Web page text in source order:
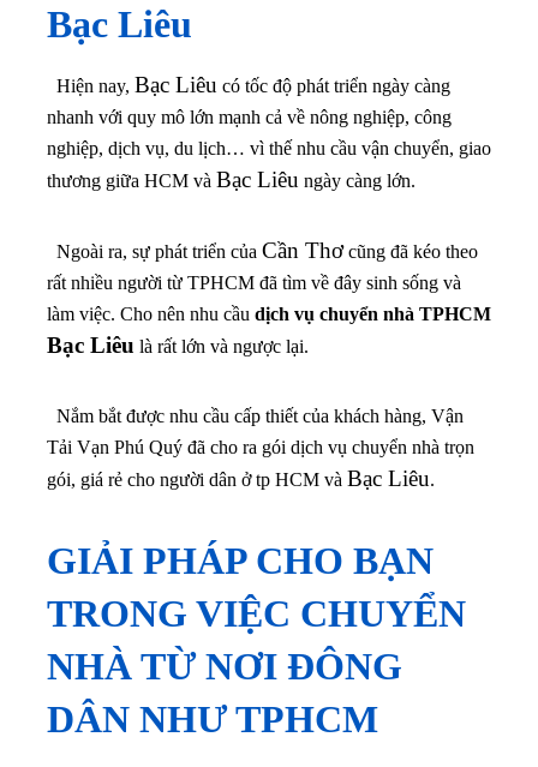
Bạc Liêu
Hiện nay, Bạc Liêu có tốc độ phát triển ngày càng
nhanh với quy mô lớn mạnh cả về nông nghiệp, công
nghiệp, dịch vụ, du lịch… vì thế nhu cầu vận chuyển, giao
thương giữa HCM và Bạc Liêu ngày càng lớn.
Ngoài ra, sự phát triển của Cần Thơcũng đã kéo theo
rất nhiều người từ TPHCM đã tìm về đây sinh sống và
làm việc. Cho nên nhu cầu dịch vụ chuyển nhà TPHCM
Bạc Liêu là rất lớn và ngược lại.
Nắm bắt được nhu cầu cấp thiết của khách hàng, Vận
Tải Vạn Phú Quý đã cho ra gói dịch vụ chuyển nhà trọn
gói, giá rẻ cho người dân ở tp HCM và Bạc Liêu.
GIẢI PHÁP CHO BẠN
TRONG VIỆC CHUYỂN
NHÀ TỪ NƠI ĐÔNG
DÂN NHƯ TPHCM